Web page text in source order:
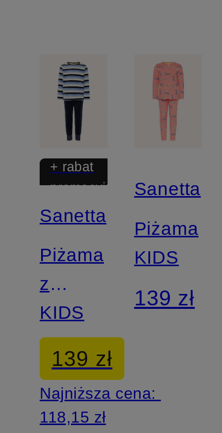
+ rabat
promocyjny
Sanetta
Piżama
z
materiału
nicki
KIDS
139 zł
Najniższa cena:
118,15 zł
Sanetta
Piżama
KIDS
139 zł